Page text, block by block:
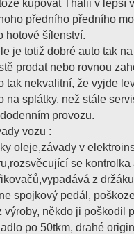
kupovat Thalii v lepší
předního předního
hotové šílenství.
je totiž dobré auto tak
prodat nebo rovnou
tak nekvalitní, že vyjde
na splátky, než stále
provozu.
vozu :
oleje,závady v
se
z
spojkový pedál,
výroby, někdo ji poškodil
po 50tkm, drahé